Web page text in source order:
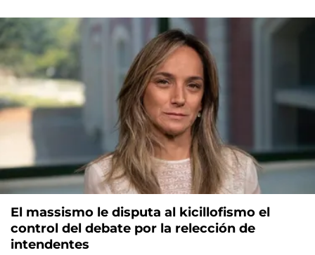
El massismo le disputa al kicillofismo el
control del debate por la relección de
intendentes